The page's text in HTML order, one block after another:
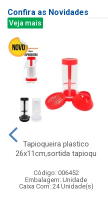
Confira as Novidades
Veja mais
Tapioqueira plastico
26x11cm,sortida tapioqu
Código: 006452
Embalagem: Unidade
Caixa Com: 24 Unidade(s)